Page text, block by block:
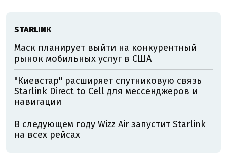
STARLINK
Маск планирует выйти на конкурентный
рынок мобильных услуг в США
"Киевстар" расширяет спутниковую связь
Starlink Direct to Cell для мессенджеров и
навигации
В следующем году Wizz Air запустит Starlink
на всех рейсах